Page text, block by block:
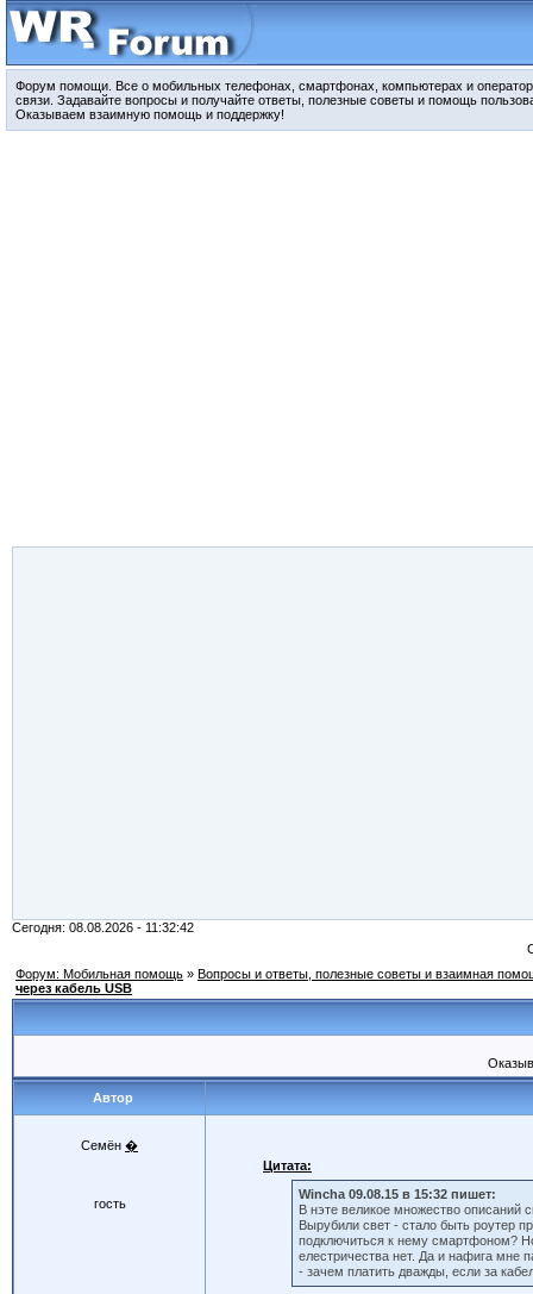
Форум помощи. Все о мобильных телефонах, смартфонах, компьютерах и
связи. Задавайте вопросы и получайте ответы, полезные советы и помощь
Оказываем взаимную помощь и поддержку!
Сегодня: 08.08.2026 - 11:32:42
Форум: Мобильная помощь » Вопросы и ответы, полезные советы и взаимная
через кабель USB
Автор
Семён �
гость
Цитата:
Wincha 09.08.15 в 15:32 пишет:
В нэте великое множество описаний
Вырубили свет - стало быть роутер
подключиться к нему смартфоном?
елестричества нет. Да и нафига мне
- зачем платить дважды, если за